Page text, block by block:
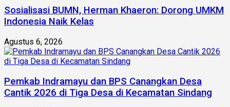
Sosialisasi BUMN, Herman Khaeron: Dorong UMKM
Indonesia Naik Kelas
Agustus 6, 2026
Pemkab Indramayu dan BPS Canangkan Desa
Cantik 2026 di Tiga Desa di Kecamatan Sindang